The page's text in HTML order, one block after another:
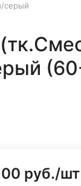
серый
руб./шт